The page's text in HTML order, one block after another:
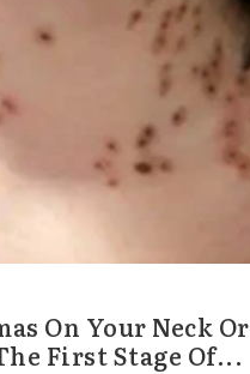
On Your Neck Or
First Stage Of...